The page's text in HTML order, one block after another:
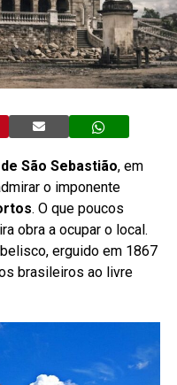
São Sebastião, em
o imponente
. O que poucos
obra a ocupar o local.
erguido em 1867
brasileiros ao livre